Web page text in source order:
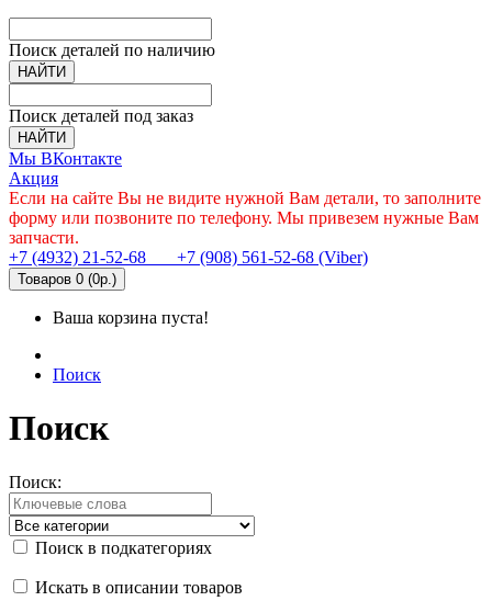
Поиск деталей по наличию
НАЙТИ
Поиск деталей под заказ
НАЙТИ
Мы ВКонтакте
Акция
Если на сайте Вы не видите нужной Вам детали, то заполните
форму или позвоните по телефону. Мы привезем нужные Вам
запчасти.
+7 (4932) 21-52-68
+7 (908) 561-52-68 (Viber)
Товаров 0 (0р.)
Ваша корзина пуста!
Поиск
Поиск
Поиск:
Поиск в подкатегориях
Искать в описании товаров